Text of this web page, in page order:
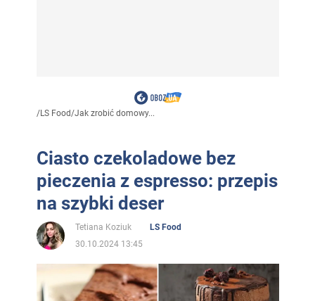
/LS Food/Jak zrobić domowy...
Ciasto czekoladowe bez
pieczenia z espresso: przepis
na szybki deser
Tetiana Koziuk
LS Food
30.10.2024 13:45